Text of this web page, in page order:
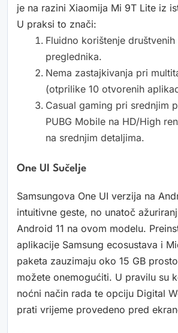
je na razini Xiaomija Mi 9T Lite iz
U praksi to znači:
Fluidno korištenje društvenih
preglednika.
Nema zastajkivanja pri
(otprilike 10 otvorenih
Casual gaming pri srednjim
PUBG Mobile na HD/High
na srednjim detaljima.
One UI Sučelje
Samsungova One UI verzija na
intuitivne geste, no unatoč
Android 11 na ovom modelu.
aplikacije Samsung ecosustava i
paketa zauzimaju oko 15 GB
možete onemogućiti. U pravilu su
noćni način rada te opciju Digital
prati vrijeme provedeno pred